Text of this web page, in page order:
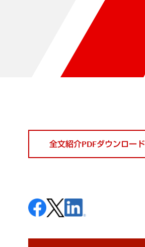
全文紹介PDFダウンロード